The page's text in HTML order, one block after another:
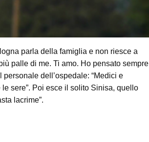
parla della famiglia e non riesce a
palle di me. Ti amo. Ho pensato sempre
dell’ospedale: “Medici e
sere”. Poi esce il solito Sinisa, quello
lacrime”.